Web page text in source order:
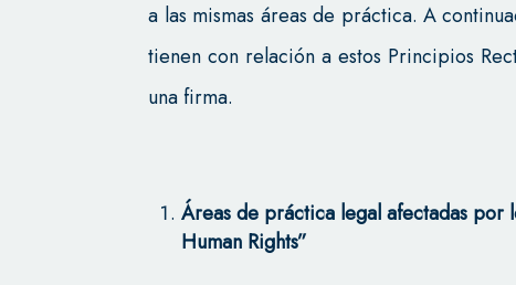
a las mismas áreas de práctica. A
tienen con relación a estos Principios
una firma.
Áreas de práctica legal afectadas por
Human Rights”